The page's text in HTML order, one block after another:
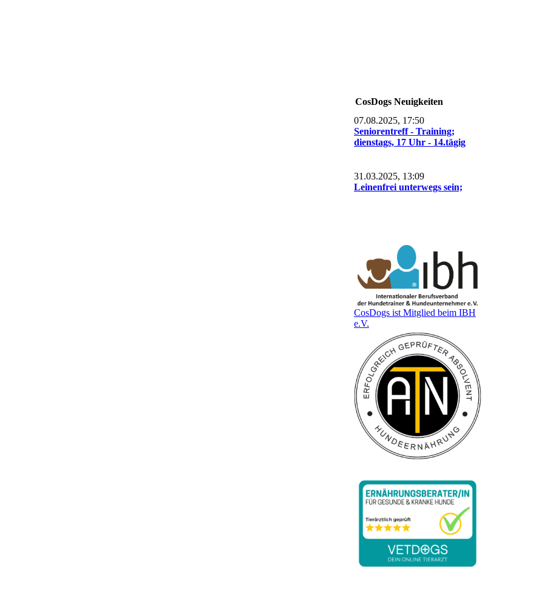
CosDogs Neuigkeiten
07.08.2025, 17:50
Seniorentreff - Training;
dienstags, 17 Uhr - 14.tägig
31.03.2025, 13:09
Leinenfrei unterwegs sein;
CosDogs ist Mitglied beim IBH
e.V.